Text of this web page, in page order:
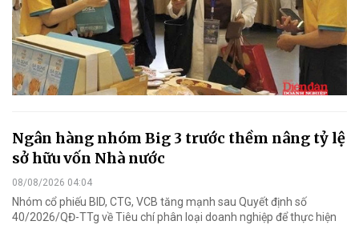
Ngân hàng nhóm Big 3 trước thềm nâng tỷ lệ
sở hữu vốn Nhà nước
08/08/2026 04:04
Nhóm cổ phiếu BID, CTG, VCB tăng mạnh sau Quyết định số
40/2026/QĐ-TTg về Tiêu chí phân loại doanh nghiệp để thực hiện